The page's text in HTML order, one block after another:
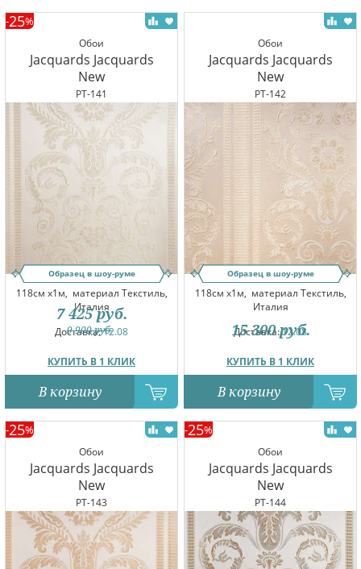
Обои
Jacquards Jacquards
New
PT-141
-25%
Образец в шоу-руме
118см x1м, материал Текстиль,
Италия
Доставка:12.08
КУПИТЬ В 1 КЛИК
9 900руб.
7 425 руб.
В корзину
Обои
Jacquards Jacquards
New
PT-142
Образец в шоу-руме
118см x1м, материал Текстиль,
Италия
Доставка:12.08
КУПИТЬ В 1 КЛИК
15 300 руб.
В корзину
Обои
Jacquards Jacquards
New
PT-143
-25%
Обои
Jacquards Jacquards
New
PT-144
-25%